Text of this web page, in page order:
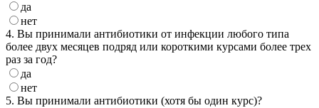
да
нет
4. Вы принимали антибиотики от инфекции любого типа
более двух месяцев подряд или короткими курсами более трех
раз за год?
да
нет
5. Вы принимали антибиотики (хотя бы один курс)?